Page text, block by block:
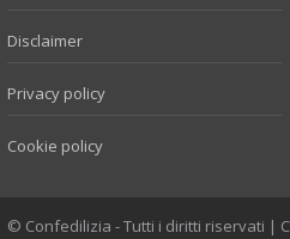
Disclaimer
Privacy policy
Cookie policy
© Confedilizia - Tutti i diritti riservati |